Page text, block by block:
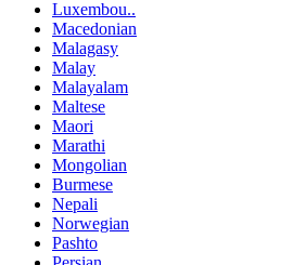
Luxembou..
Macedonian
Malagasy
Malay
Malayalam
Maltese
Maori
Marathi
Mongolian
Burmese
Nepali
Norwegian
Pashto